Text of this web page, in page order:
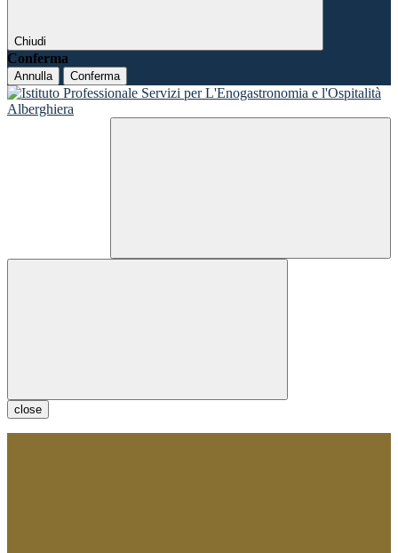
Chiudi
Conferma
Annulla Conferma
close